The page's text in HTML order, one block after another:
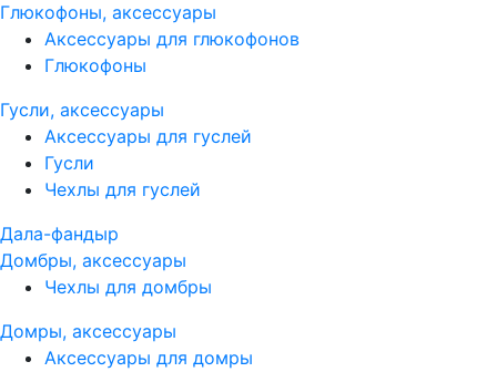
Глюкофоны, аксессуары
Аксессуары для глюкофонов
Глюкофоны
Гусли, аксессуары
Аксессуары для гуслей
Гусли
Чехлы для гуслей
Дала-фандыр
Домбры, аксессуары
Чехлы для домбры
Домры, аксессуары
Аксессуары для домры